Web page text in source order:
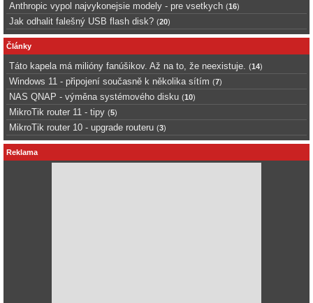
Anthropic vypol najvykonejsie modely - pre vsetkych (16)
Jak odhalit falešný USB flash disk? (20)
Články
Táto kapela má milióny fanúšikov. Až na to, že neexistuje. (14)
Windows 11 - připojení současně k několika sítím (7)
NAS QNAP - výměna systémového disku (10)
MikroTik router 11 - tipy (5)
MikroTik router 10 - upgrade routeru (3)
Reklama